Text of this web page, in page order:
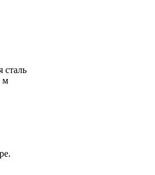
сталь
м